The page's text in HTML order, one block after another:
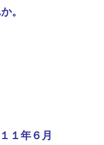
。
１１年６月